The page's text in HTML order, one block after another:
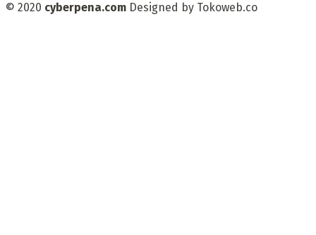
© 2020 cyberpena.com Designed by Tokoweb.co